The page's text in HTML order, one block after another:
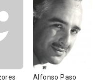
Alfonso Paso